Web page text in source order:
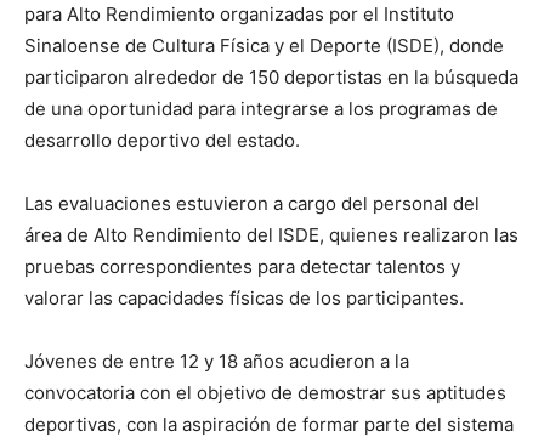
para Alto Rendimiento organizadas por el Instituto
Sinaloense de Cultura Física y el Deporte (ISDE), donde
participaron alrededor de 150 deportistas en la búsqueda
de una oportunidad para integrarse a los programas de
desarrollo deportivo del estado.
Las evaluaciones estuvieron a cargo del personal del
área de Alto Rendimiento del ISDE, quienes realizaron las
pruebas correspondientes para detectar talentos y
valorar las capacidades físicas de los participantes.
Jóvenes de entre 12 y 18 años acudieron a la
convocatoria con el objetivo de demostrar sus aptitudes
deportivas, con la aspiración de formar parte del sistema